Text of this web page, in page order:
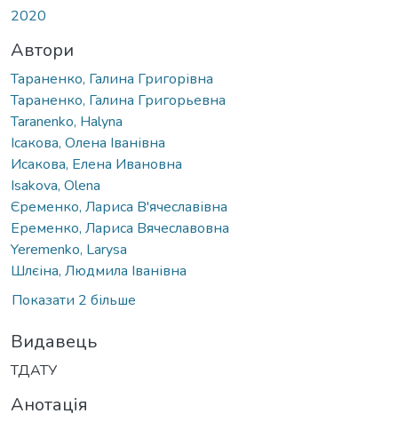
2020
Автори
Тараненко, Галина Григорівна
Тараненко, Галина Григорьевна
Taranenko, Halyna
Ісакова, Олена Іванівна
Исакова, Елена Ивановна
Isakova, Olena
Єременко, Лариса В'ячеславівна
Еременко, Лариса Вячеславовна
Yeremenko, Larysa
Шлєіна, Людмила Іванівна
Показати 2 більше
Видавець
ТДАТУ
Анотація